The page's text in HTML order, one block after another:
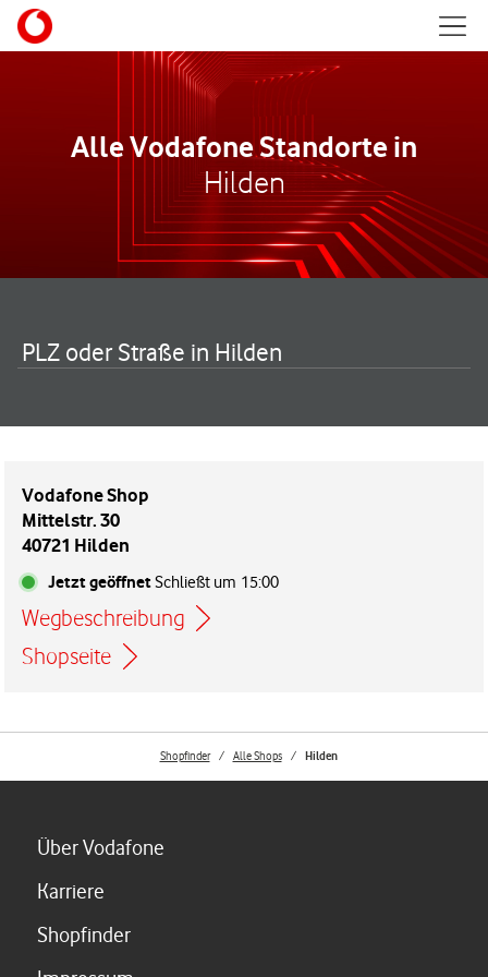
Skip to content
Alle Vodafone Standorte in
Hilden
PLZ oder Straße in Hilden
Vodafone Shop
Mittelstr. 30
40721 Hilden
Jetzt geöffnetSchließt um 15:00
Wegbeschreibung
Link öffnet in einem neuen Tab
Shopseite
Shopfinder Alle Shops Hilden
Über Vodafone
Karriere
ShopfinderLink öffnet in einem neuen Tab